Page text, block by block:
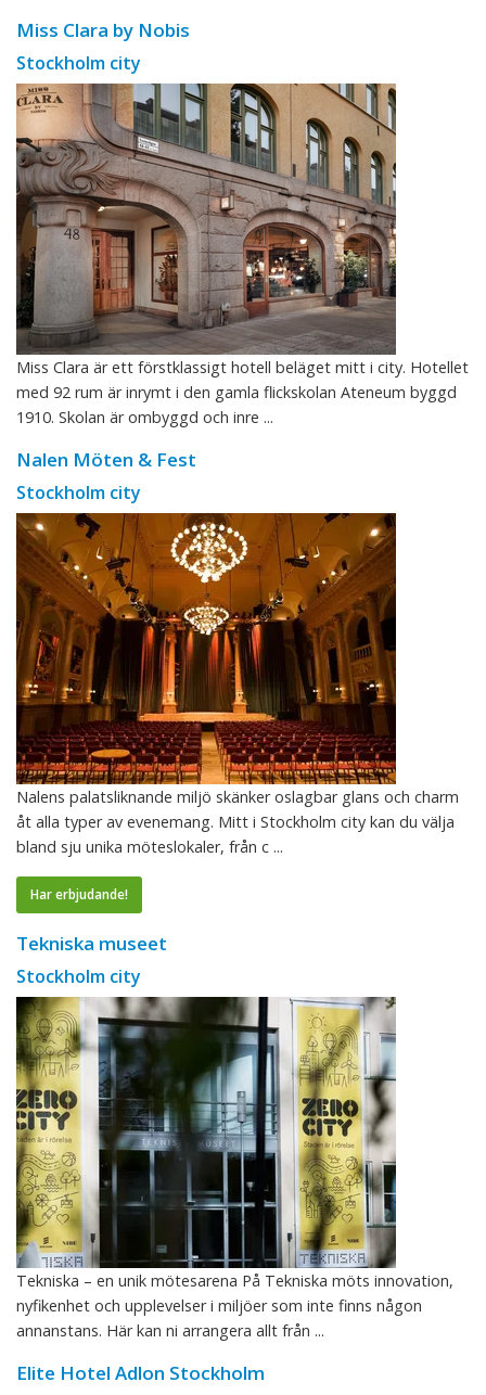
Miss Clara by Nobis
Stockholm city
Miss Clara är ett förstklassigt hotell beläget mitt i city. Hotellet
med 92 rum är inrymt i den gamla flickskolan Ateneum byggd
1910. Skolan är ombyggd och inre ...
Nalen Möten & Fest
Stockholm city
Nalens palatsliknande miljö skänker oslagbar glans och charm
åt alla typer av evenemang. Mitt i Stockholm city kan du välja
bland sju unika möteslokaler, från c ...
Har erbjudande!
Tekniska museet
Stockholm city
Tekniska – en unik mötesarena På Tekniska möts innovation,
nyfikenhet och upplevelser i miljöer som inte finns någon
annanstans. Här kan ni arrangera allt från ...
Elite Hotel Adlon Stockholm